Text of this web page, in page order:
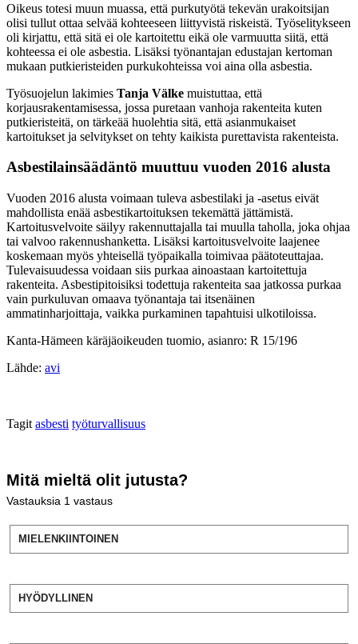
Oikeus totesi muun muassa, että purkutyötä tekevän urakoitsijan
olisi tullut ottaa selvää kohteeseen liittyvistä riskeistä. Työselitykseen
oli kirjattu, että sitä ei ole kartoitettu eikä ole varmuutta siitä, että
kohteessa ei ole asbestia. Lisäksi työnantajan edustajan kertoman
mukaan putkieristeiden purkukohteissa voi aina olla asbestia.
Työsuojelun lakimies Tanja Välke muistuttaa, että
korjausrakentamisessa, jossa puretaan vanhoja rakenteita kuten
putkieristeitä, on tärkeää huolehtia sitä, että asianmukaiset
kartoitukset ja selvitykset on tehty kaikista purettavista rakenteista.
Asbestilainsäädäntö muuttuu vuoden 2016 alusta
Vuoden 2016 alusta voimaan tuleva asbestilaki ja -asetus eivät
mahdollista enää asbestikartoituksen tekemättä jättämistä.
Kartoitusvelvoite säilyy rakennuttajalla tai muulla taholla, joka ohjaa
tai valvoo rakennushanketta. Lisäksi kartoitusvelvoite laajenee
koskemaan myös yhteisellä työpaikalla toimivaa päätoteuttajaa.
Tulevaisuudessa voidaan siis purkaa ainoastaan kartoitettuja
rakenteita. Asbestipitoisiksi todettuja rakenteita saa jatkossa purkaa
vain purkuluvan omaava työnantaja tai itsenäinen
ammatinharjoittaja, vaikka purkaminen tapahtuisi ulkotiloissa.
Kanta-Hämeen käräjäoikeuden tuomio, asianro: R 15/196
Lähde: avi
Tagit asbesti työturvallisuus
Mitä mieltä olit jutusta?
Vastauksia 1 vastaus
MIELENKIINTOINEN
HYÖDYLLINEN